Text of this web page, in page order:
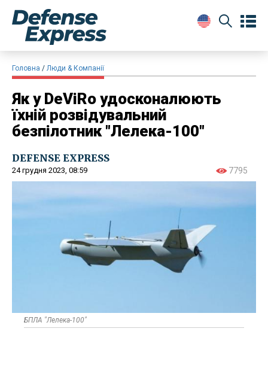
Головна Люди & Компанії
Як у DeViRo удосконалюють
їхній розвідувальний
безпілотник "Лелека-100"
DEFENSE EXPRESS
24 грудня 2023, 08:59 7795
БПЛА "Лелека-100"